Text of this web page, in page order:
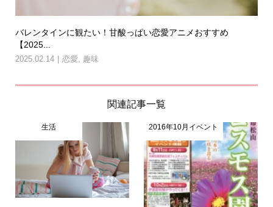
バレンタインに観たい！甘酸っぱい恋愛アニメおすすめ
【2025...
2025.02.14 恋愛 趣味
関連記事一覧
生活 2016年10月イベント